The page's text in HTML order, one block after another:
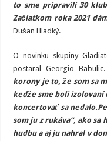
to sme pripravili 30
Začiatkom roka 2021
Dušan Hladký.
O novinku skupiny
postaral Georgio Babulic.
korony je to, že som sa
kedže sme boli izolovaní
koncertovať sa
som ju z rukáva“, ako sa
hudbu a aj ju nahral v